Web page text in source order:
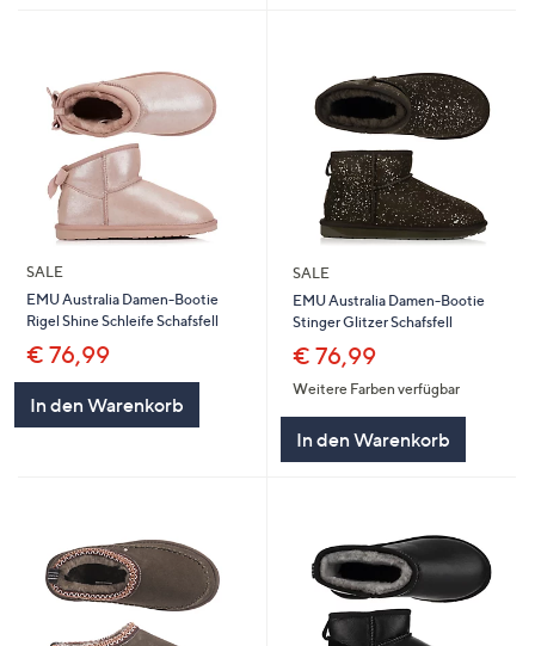
SALE
EMU Australia Damen-Bootie
Rigel Shine Schleife Schafsfell
€ 76,99
In den Warenkorb
SALE
EMU Australia Damen-Bootie
Stinger Glitzer Schafsfell
€ 76,99
Weitere Farben verfügbar
In den Warenkorb